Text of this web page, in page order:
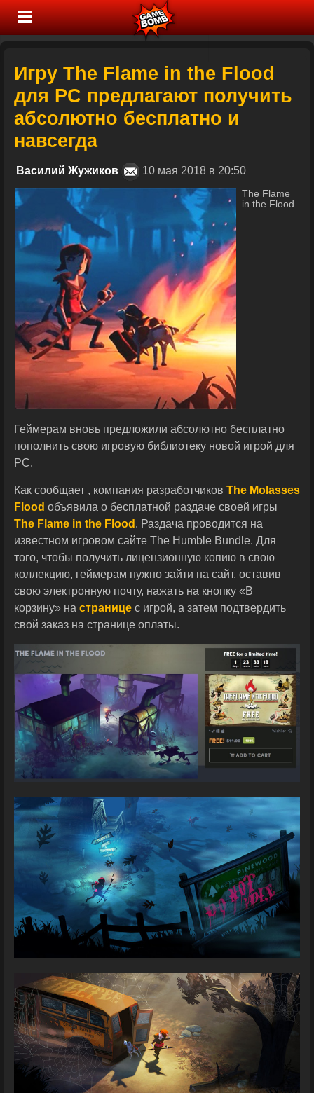
Игру The Flame in the Flood
для PC предлагают получить
абсолютно бесплатно и
навсегда
Василий Жужиков 10 мая 2018 в 20:50
The Flame
in the Flood
Геймерам вновь предложили абсолютно бесплатно
пополнить свою игровую библиотеку новой игрой для
PC.
Как сообщает , компания разработчиков The Molasses
Flood объявила о бесплатной раздаче своей игры
The Flame in the Flood . Раздача проводится на
известном игровом сайте The Humble Bundle. Для
того, чтобы получить лицензионную копию в свою
коллекцию, геймерам нужно зайти на сайт, оставив
свою электронную почту, нажать на кнопку «В
корзину» на странице с игрой, а затем подтвердить
свой заказ на странице оплаты.